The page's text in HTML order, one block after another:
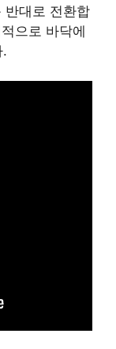
반대로 전환합
으로 바닥에
.